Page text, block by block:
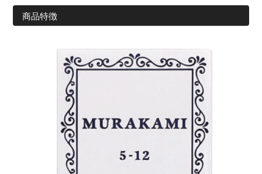
商品特徴